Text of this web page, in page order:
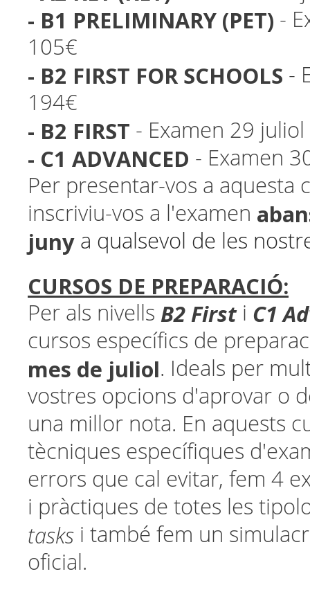
- B1 PRELIMINARY (PET) -
105€
- B2 FIRST FOR SCHOOLS -
194€
- B2 FIRST - Examen 29
- C1 ADVANCED - Examen
Per presentar-vos a aquesta
inscriviu-vos a l'examen
juny a qualsevol de les
CURSOS DE PREPARACIÓ:
Per als nivells B2 First i C1
cursos específics de
mes de juliol. Ideals per
vostres opcions d'aprovar o
una millor nota. En aquests
tècniques específiques
errors que cal evitar, fem 4
i pràctiques de totes les
tasks i també fem un
oficial.